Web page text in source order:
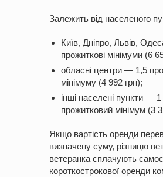
Залежить від населеного
Київ, Дніпро, Львів,
прожиткові мінімуми (6
обласні центри — 1,5
мінімуму (4 992 грн);
інші населені пункти — 1
прожитковий мінімум (3
Якщо вартість оренди
визначену суму, різницю
ветеранка сплачують
короткострокової оренди